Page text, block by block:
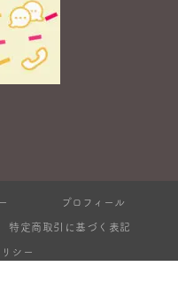
プロフィール
特定商取引に基づく表記
シー